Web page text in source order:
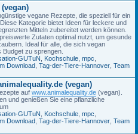
vegane Rezepte, die speziell für ein
Kategorie bietet Ideen für leckere und
Mitteln zubereitet werden können.
Zutaten optimal nutzt, um gesunde
Ideal für alle, die sich vegan
zu sprengen.
GUTuN Kochschule mpc
Download Tag-der-Tiere-Hannover Team
(vegan)
auf www.animalequality.de (vegan).
und genießen Sie eine pflanzliche
GUTuN Kochschule mpc
Download Tag-der-Tiere-Hannover Team